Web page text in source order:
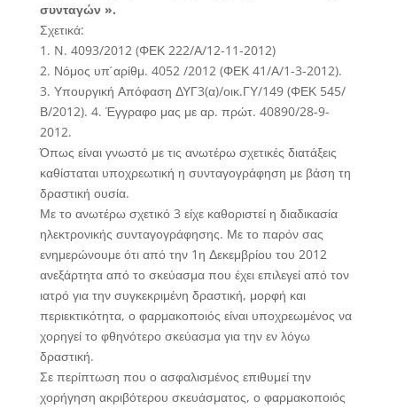
συνταγών ».
Σχετικά:
1. N. 4093/2012 (ΦΕΚ 222/Α/12-11-2012)
2. Νόμος υπ ́αρίθμ. 4052 /2012 (ΦΕΚ 41/Α/1-3-2012).
3. Υπουργική Απόφαση ΔΥΓ3(α)/οικ.ΓΥ/149 (ΦΕΚ 545/
Β/2012). 4. Έγγραφο μας με αρ. πρώτ. 40890/28-9-
2012.
Όπως είναι γνωστό με τις ανωτέρω σχετικές διατάξεις
καθίσταται υποχρεωτική η συνταγογράφηση με βάση τη
δραστική ουσία.
Με το ανωτέρω σχετικό 3 είχε καθοριστεί η διαδικασία
ηλεκτρονικής συνταγογράφησης. Με το παρόν σας
ενημερώνουμε ότι από την 1η Δεκεμβρίου του 2012
ανεξάρτητα από το σκεύασμα που έχει επιλεγεί από τον
ιατρό για την συγκεκριμένη δραστική, μορφή και
περιεκτικότητα, ο φαρμακοποιός είναι υποχρεωμένος να
χορηγεί το φθηνότερο σκεύασμα για την εν λόγω
δραστική.
Σε περίπτωση που ο ασφαλισμένος επιθυμεί την
χορήγηση ακριβότερου σκευάσματος, ο φαρμακοποιός